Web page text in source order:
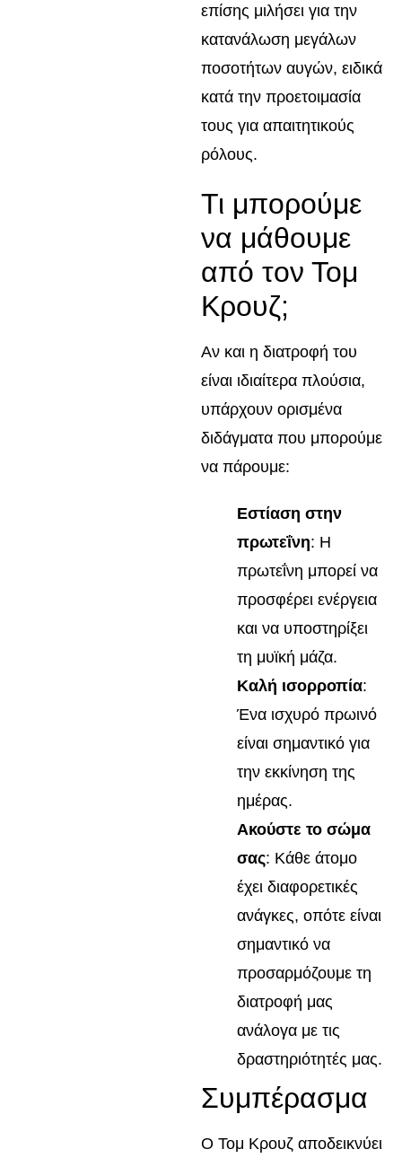
επίσης μιλήσει για την
κατανάλωση μεγάλων
ποσοτήτων αυγών, ειδικά
κατά την προετοιμασία
τους για απαιτητικούς
ρόλους.
Τι μπορούμε
να μάθουμε
από τον Τομ
Κρουζ;
Αν και η διατροφή του
είναι ιδιαίτερα πλούσια,
υπάρχουν ορισμένα
διδάγματα που μπορούμε
να πάρουμε:
Εστίαση στην
πρωτεΐνη: Η
πρωτεΐνη μπορεί να
προσφέρει ενέργεια
και να υποστηρίξει
τη μυϊκή μάζα.
Καλή ισορροπία:
Ένα ισχυρό πρωινό
είναι σημαντικό για
την εκκίνηση της
ημέρας.
Ακούστε το σώμα
σας: Κάθε άτομο
έχει διαφορετικές
ανάγκες, οπότε είναι
σημαντικό να
προσαρμόζουμε τη
διατροφή μας
ανάλογα με τις
δραστηριότητές μας.
Συμπέρασμα
Ο Τομ Κρουζ αποδεικνύει